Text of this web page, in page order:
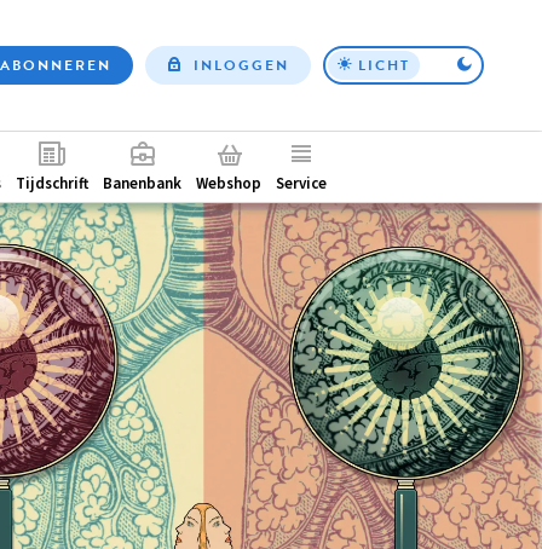
Top
ABONNEREN INLOGGEN LICHT
Tijdschrift Banenbank Webshop Service